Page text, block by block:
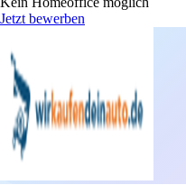
Jetzt bewerben